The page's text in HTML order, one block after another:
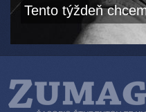
Tento týždeň